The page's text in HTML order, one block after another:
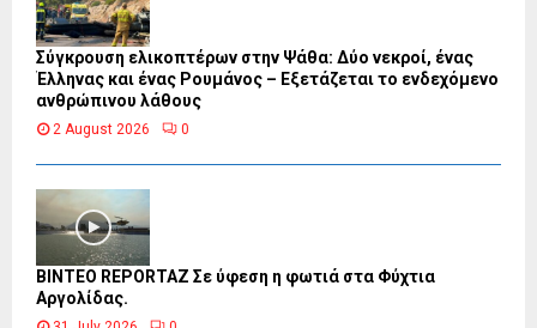
Σύγκρουση ελικοπτέρων στην Ψάθα: Δύο νεκροί, ένας
Έλληνας και ένας Ρουμάνος – Εξετάζεται το ενδεχόμενο
ανθρώπινου λάθους
2 August 2026 0
BINTEO REPORTAZ Σε ύφεση η φωτιά στα Φύχτια
Αργολίδας.